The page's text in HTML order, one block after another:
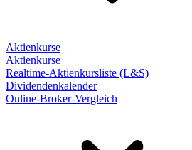
Aktienkurse
Aktienkurse
Realtime-Aktienkursliste (L&S)
Dividendenkalender
Online-Broker-Vergleich